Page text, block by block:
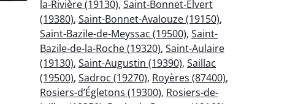
la-Rivière (19130), Saint-Bonnet-Elvert
(19380), Saint-Bonnet-Avalouze (19150),
Saint-Bazile-de-Meyssac (19500), Saint-
Bazile-de-la-Roche (19320), Saint-Aulaire
(19130), Saint-Augustin (19390), Saillac
(19500), Sadroc (19270), Royères (87400),
Rosiers-d’Égletons (19300), Rosiers-de-